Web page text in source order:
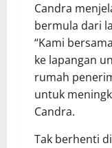
Candra
bermula dari
“Kami
ke lapangan
rumah
untuk
Candra.
Tak berhenti